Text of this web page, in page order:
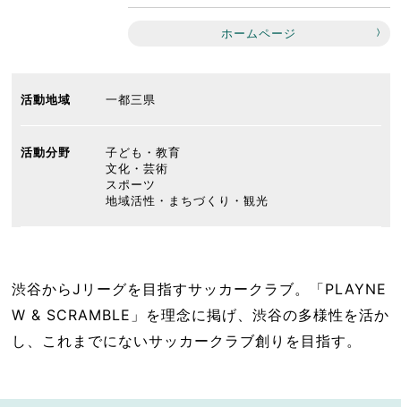
ホームページ
活動地域 一都三県
活動分野
子ども・教育
文化・芸術
スポーツ
地域活性・まちづくり・観光
渋谷からJリーグを目指すサッカークラブ。「PLAYNE
W & SCRAMBLE」を理念に掲げ、渋谷の多様性を活か
し、これまでにないサッカークラブ創りを目指す。